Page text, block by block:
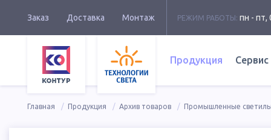
Заказ Доставка Монтаж РЕЖИМ РАБОТЫ: пн - пт,
Продукция Сервис
Главная Продукция Архив товаров Промышленные